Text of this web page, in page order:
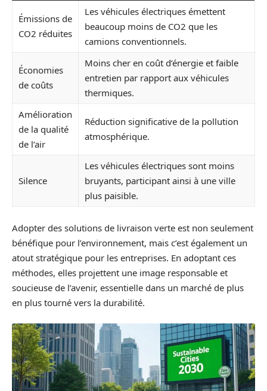
Émissions de
CO2 réduites
Les véhicules électriques émettent
beaucoup moins de CO2 que les
camions conventionnels.
Économies
de coûts
Moins cher en coût d’énergie et faible
entretien par rapport aux véhicules
thermiques.
Amélioration
de la qualité
de l’air
Réduction significative de la pollution
atmosphérique.
Silence
Les véhicules électriques sont moins
bruyants, participant ainsi à une ville
plus paisible.
Adopter des solutions de livraison verte est non seulement
bénéfique pour l’environnement, mais c’est également un
atout stratégique pour les entreprises. En adoptant ces
méthodes, elles projettent une image responsable et
soucieuse de l’avenir, essentielle dans un marché de plus
en plus tourné vers la durabilité.